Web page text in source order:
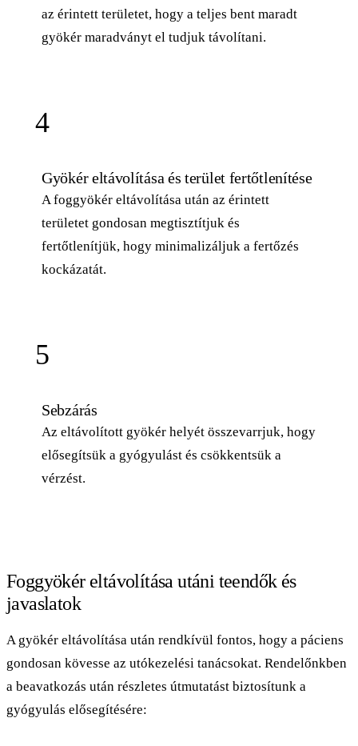
az érintett területet, hogy a teljes bent maradt
gyökér maradványt el tudjuk távolítani.
4
Gyökér eltávolítása és terület fertőtlenítése
A foggyökér eltávolítása után az érintett
területet gondosan megtisztítjuk és
fertőtlenítjük, hogy minimalizáljuk a fertőzés
kockázatát.
5
Sebzárás
Az eltávolított gyökér helyét összevarrjuk, hogy
elősegítsük a gyógyulást és csökkentsük a
vérzést.
Foggyökér eltávolítása utáni teendők és
javaslatok
A gyökér eltávolítása után rendkívül fontos, hogy a páciens
gondosan kövesse az utókezelési tanácsokat. Rendelőnkben
a beavatkozás után részletes útmutatást biztosítunk a
gyógyulás elősegítésére: